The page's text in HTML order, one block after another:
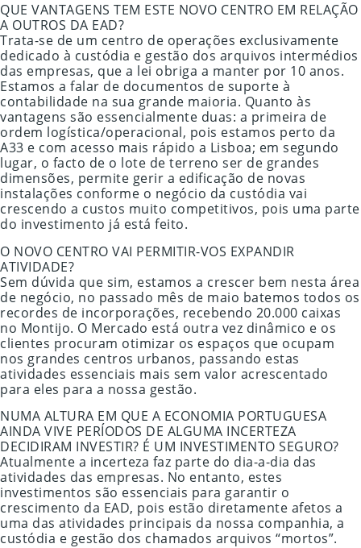
QUE VANTAGENS TEM ESTE NOVO CENTRO EM RELAÇÃO
A OUTROS DA EAD?
Trata-se de um centro de operações exclusivamente
dedicado à custódia e gestão dos arquivos intermédios
das empresas, que a lei obriga a manter por 10 anos.
Estamos a falar de documentos de suporte à
contabilidade na sua grande maioria. Quanto às
vantagens são essencialmente duas: a primeira de
ordem logística/operacional, pois estamos perto da
A33 e com acesso mais rápido a Lisboa; em segundo
lugar, o facto de o lote de terreno ser de grandes
dimensões, permite gerir a edificação de novas
instalações conforme o negócio da custódia vai
crescendo a custos muito competitivos, pois uma parte
do investimento já está feito.
O NOVO CENTRO VAI PERMITIR-VOS EXPANDIR
ATIVIDADE?
Sem dúvida que sim, estamos a crescer bem nesta área
de negócio, no passado mês de maio batemos todos os
recordes de incorporações, recebendo 20.000 caixas
no Montijo. O Mercado está outra vez dinâmico e os
clientes procuram otimizar os espaços que ocupam
nos grandes centros urbanos, passando estas
atividades essenciais mais sem valor acrescentado
para eles para a nossa gestão.
NUMA ALTURA EM QUE A ECONOMIA PORTUGUESA
AINDA VIVE PERÍODOS DE ALGUMA INCERTEZA
DECIDIRAM INVESTIR? É UM INVESTIMENTO SEGURO?
Atualmente a incerteza faz parte do dia-a-dia das
atividades das empresas. No entanto, estes
investimentos são essenciais para garantir o
crescimento da EAD, pois estão diretamente afetos a
uma das atividades principais da nossa companhia, a
custódia e gestão dos chamados arquivos “mortos”.